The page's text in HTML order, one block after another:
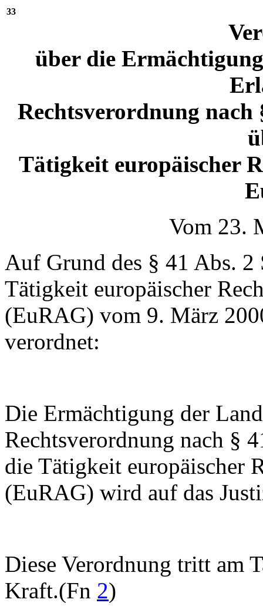
33
über die
Rechtsverordnung nach
Tätigkeit europäischer
Vom 23.
Auf Grund des § 41 Abs. 2
Tätigkeit europäischer
(EuRAG) vom 9. März
verordnet:
Die Ermächtigung der
Rechtsverordnung nach §
die Tätigkeit europäischer
(EuRAG) wird auf das
Diese Verordnung tritt am
Kraft.(Fn 2)